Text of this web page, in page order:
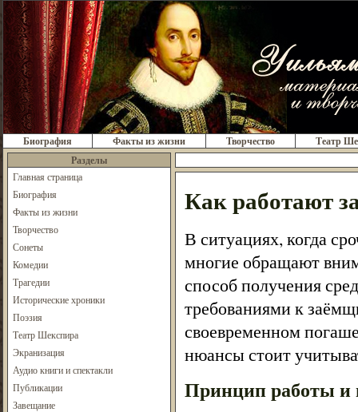
Биография Факты из жизни Творчество
Театр
Разделы
Главная страница
Биография
Факты из жизни
Творчество
Сонеты
Комедии
Трагедии
Исторические хроники
Поэзия
Театр Шекспира
Экранизация
Аудио книги и спектакли
Публикации
Завещание
Как работают
В ситуациях, когда
многие обращают
способ получения
требованиями к
своевременном
нюансы стоит
Принцип работы и